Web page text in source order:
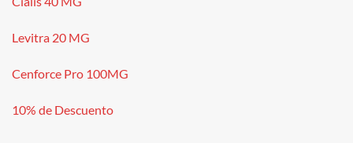
Levitra 20 MG
Cenforce Pro 100MG
10% de Descuento